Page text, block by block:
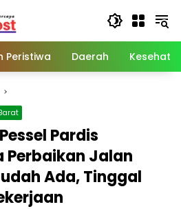
Peristiwa Daerah
Pardis
Perbaikan Jalan
Ada, Tinggal